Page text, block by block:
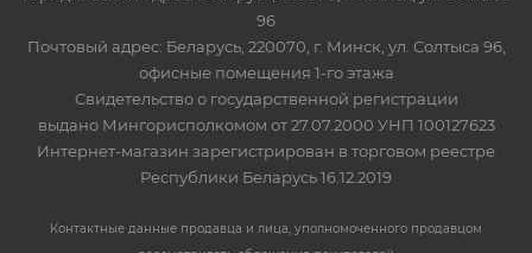
96
Почтовый адрес: Беларусь, 220070, г. Минск, ул. Солтыса 96,
офисные помещения 1-го этажа
Свидетельство о государственной регистрации
выдано Мингорисполкомом от 27.07.2000 УНП 100127623
Интернет-магазин зарегистрирован в торговом реестре
Республики Беларусь 16.12.2019
Контактные данные продавца и лица, уполномоченного продавцом